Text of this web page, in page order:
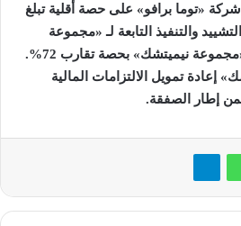
«توما برافو» على حصة أقلية تبلغ
التشييد والتنفيذ التابعة لـ «مجموعة
نيميتشك» بحصة تقارب 72
%
.
إعادة تمويل الالتزامات المالية
إطار الصفقة.